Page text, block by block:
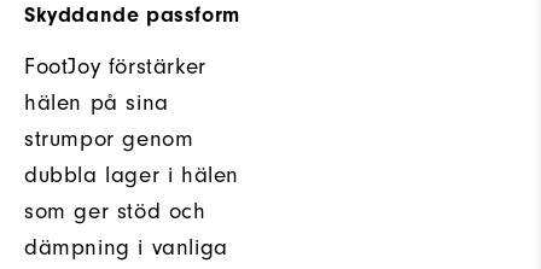
Skyddande passform
FootJoy förstärker
hälen på sina
strumpor genom
dubbla lager i hälen
som ger stöd och
dämpning i vanliga